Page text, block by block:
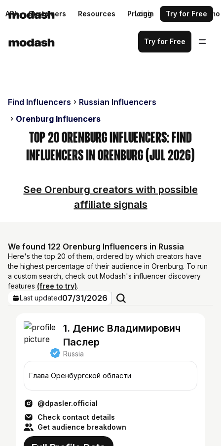
API Customers Resources Pricing Request a demo
Login Try for Free
Try for Free
Find Influencers
Russian Influencers
Orenburg Influencers
Top 20 Orenburg Influencers: Find
Influencers in Orenburg (Jul 2026)
See Orenburg creators with possible
affiliate signals
We found 122 Orenburg Influencers in Russia
Here's the top 20 of them, ordered by which creators have
the highest percentage of their audience in Orenburg. To run
a custom search, check out Modash's influencer discovery
features (free to try).
Last updated07/31/2026
1. Денис Владимирович
Паслер
Russia
Глава Оренбургской области
@dpasler.official
Check contact details
Get audience breakdown